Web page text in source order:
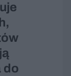
do